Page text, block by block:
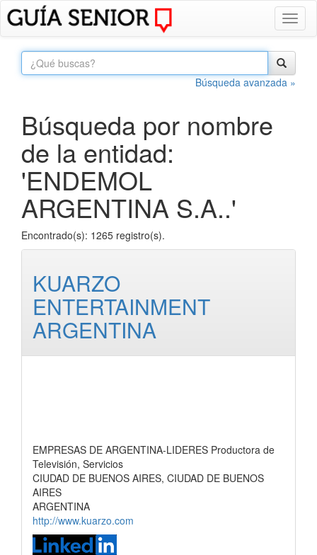
Búsqueda avanzada »
Búsqueda por nombre
de la entidad:
'ENDEMOL
ARGENTINA S.A..'
Encontrado(s): 1265 registro(s).
KUARZO
ENTERTAINMENT
ARGENTINA
EMPRESAS DE ARGENTINA-LIDERES Productora de
Televisión, Servicios
CIUDAD DE BUENOS AIRES, CIUDAD DE BUENOS
AIRES
ARGENTINA
http://www.kuarzo.com